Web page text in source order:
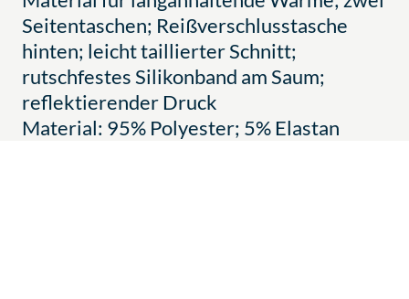
Seitentaschen; Reißverschlusstasche
hinten; leicht taillierter Schnitt;
rutschfestes Silikonband am Saum;
reflektierender Druck
Material: 95% Polyester; 5% Elastan